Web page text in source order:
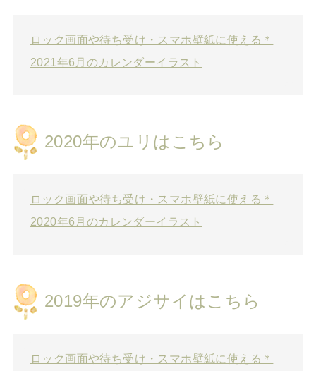
ロック画面や待ち受け・スマホ壁紙に使える＊
2021年6月のカレンダーイラスト
2020年のユリはこちら
ロック画面や待ち受け・スマホ壁紙に使える＊
2020年6月のカレンダーイラスト
2019年のアジサイはこちら
ロック画面や待ち受け・スマホ壁紙に使える＊